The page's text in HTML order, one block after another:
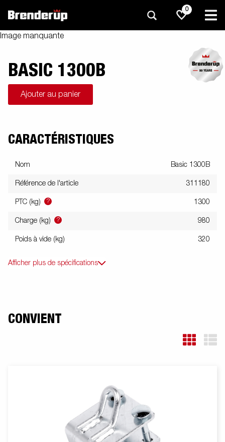
0
Image manquante
BASIC 1300B
Ajouter au panier
CARACTÉRISTIQUES
Nom Basic 1300B
Référence de l'article 311180
PTC (kg) ? 1300
Charge (kg) ? 980
Poids à vide (kg) 320
Afficher plus de spécifications
CONVIENT